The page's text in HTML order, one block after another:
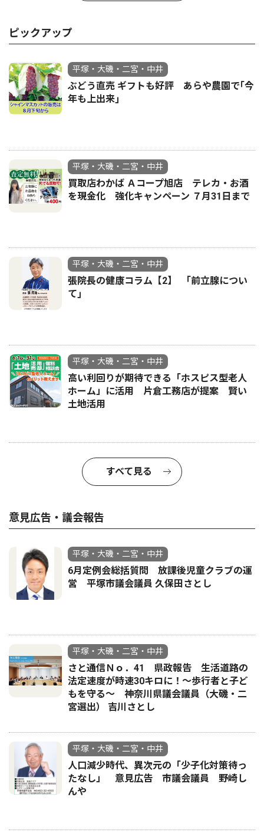
ピックアップ
平塚・大磯・二宮・中井
ぶどう直売 ギフトも好評 あらや農園で｢今
年も上出来｣
平塚・大磯・二宮・中井
買取店わかば Ａコープ旭店 テレカ・お酒
を現金化 強化キャンペーン ７月31日まで
平塚・大磯・二宮・中井
張院長の健康コラム【2】 ｢前立腺につい
て｣
平塚・大磯・二宮・中井
高い利回りが期待できる「ホスピス型老人
ホーム」に活用 片倉工務店が提案 賢い
土地活用
すべて見る
意見広告・議会報告
平塚・大磯・二宮・中井
6月定例会総括質問 放課後児童クラブの運
営 平塚市議会議員 久保田さとし
平塚・大磯・二宮・中井
さと通信Ｎｏ．41 県政報告 生活道路の
法定速度が時速30キロに！〜歩行者と子ど
もを守る〜 神奈川県議会議員（大磯・二
宮選出） 吉川さとし
平塚・大磯・二宮・中井
人口減少時代、異次元の「少子化対策待っ
たなし」 意見広告 市議会議員 野崎し
んや